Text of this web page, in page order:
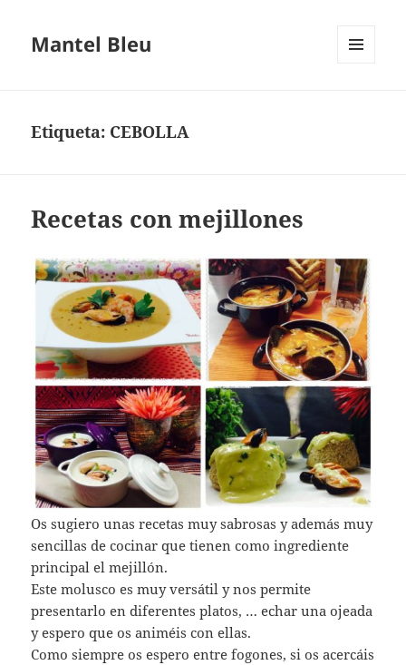
Mantel Bleu
Etiqueta: CEBOLLA
Recetas con mejillones
Os sugiero unas recetas muy sabrosas y además muy
sencillas de cocinar que tienen como ingrediente
principal el mejillón.
Este molusco es muy versátil y nos permite
presentarlo en diferentes platos, … echar una ojeada
y espero que os animéis con ellas.
Como siempre os espero entre fogones, si os acercáis